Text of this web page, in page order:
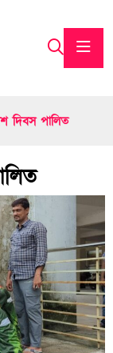
দিবস পালিত